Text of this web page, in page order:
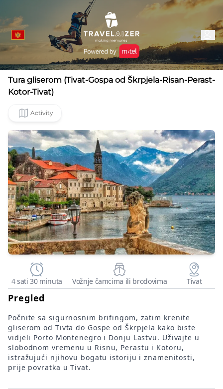
Tura gliserom (Tivat-Gospa od Škrpjela-Risan-Perast-
Kotor-Tivat)
Activity
4 sati 30 minuta Vožnje čamcima ili brodovima Tivat
Pregled
Počnite sa sigurnosnim brifingom, zatim krenite
gliserom od Tivta do Gospe od Škrpjela kako biste
vidjeli Porto Montenegro i Donju Lastvu. Uživajte u
slobodnom vremenu u Risnu, Perastu i Kotoru,
istražujući njihovu bogatu istoriju i znamenitosti,
prije povratka u Tivat.